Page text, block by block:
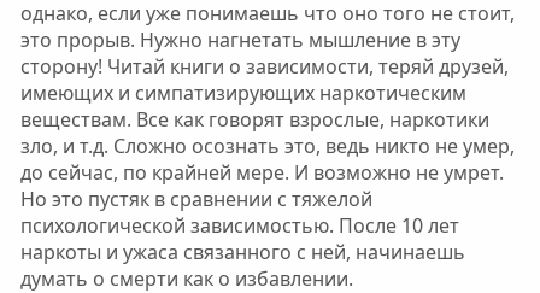
однако, если уже понимаешь что оно того не стоит,
это прорыв. Нужно нагнетать мышление в эту
сторону! Читай книги о зависимости, теряй друзей,
имеющих и симпатизирующих наркотическим
веществам. Все как говорят взрослые, наркотики
зло, и т.д. Сложно осознать это, ведь никто не умер,
до сейчас, по крайней мере. И возможно не умрет.
Но это пустяк в сравнении с тяжелой
психологической зависимостью. После 10 лет
наркоты и ужаса связанного с ней, начинаешь
думать о смерти как о избавлении.